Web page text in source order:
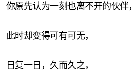
你原先认为一刻也离不开的伙伴，
此时却变得可有可无，
日复一日，久而久之，